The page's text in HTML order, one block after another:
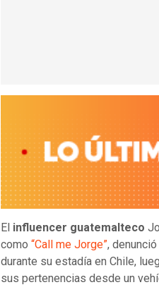
El influencer guatemalteco
como “Call me Jorge”,
durante su estadía en Chile,
sus pertenencias desde un